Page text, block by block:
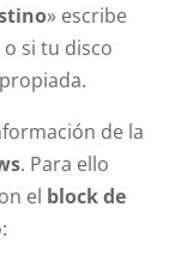
» escribe
o si tu disco
de la
. Para ello
el block de